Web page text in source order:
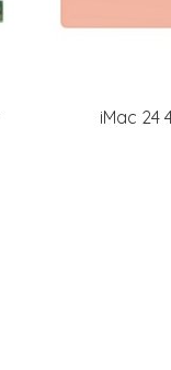
iMac 24